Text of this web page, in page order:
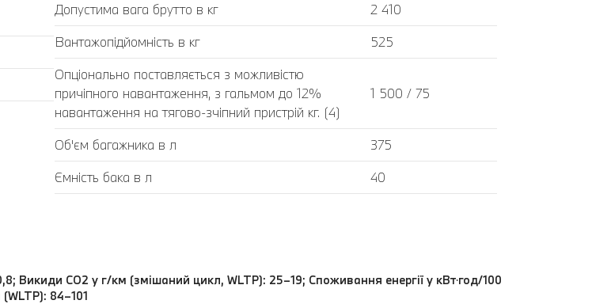
Допустима вага брутто в кг
2 410
Вантажопідйомність в кг
525
Опціонально поставляється з можливістю
причіпного навантаження, з гальмом до 12%
навантаження на тягово-зчіпний пристрій кг. (4)
1 500 / 75
Об'єм багажника в л
375
Ємність бака в л
40
Викиди CO2 у г/км (змішаний цикл, WLTP): 25–19; Споживання енергії у кВт⋅год/100
84–101